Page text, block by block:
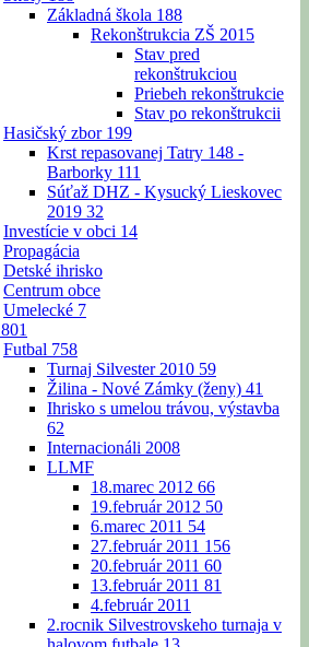
Základná škola 188
Rekonštrukcia ZŠ 2015
Stav pred
rekonštrukciou
Priebeh rekonštrukcie
Stav po rekonštrukcii
Hasičský zbor 199
Krst repasovanej Tatry 148 -
Barborky 111
Súťaž DHZ - Kysucký Lieskovec
2019 32
Investície v obci 14
Propagácia
Detské ihrisko
Centrum obce
Umelecké 7
801
Futbal 758
Turnaj Silvester 2010 59
Žilina - Nové Zámky (ženy) 41
Ihrisko s umelou trávou, výstavba
62
Internacionáli 2008
LLMF
18.marec 2012 66
19.február 2012 50
6.marec 2011 54
27.február 2011 156
20.február 2011 60
13.február 2011 81
4.február 2011
2.rocnik Silvestrovskeho turnaja v